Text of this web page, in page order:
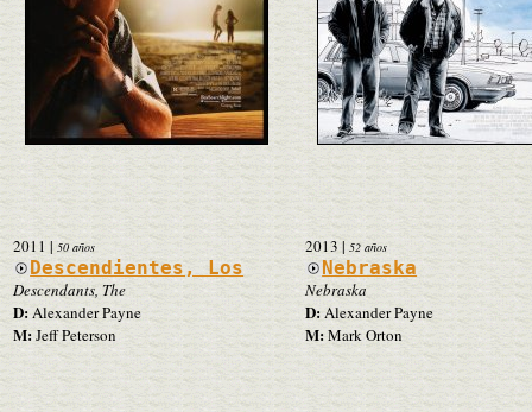
2011 | 50 años
Descendientes, Los
Descendants, The
D:Alexander Payne
M: Jeff Peterson
2013| 52 años
Nebraska
Nebraska
D: Alexander Payne
M:Mark Orton